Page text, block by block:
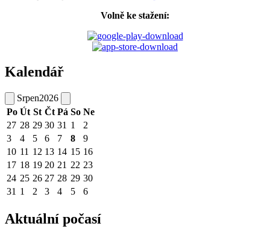
Volně ke stažení:
Kalendář
Srpen2026
Po Út St Čt Pá So Ne
27 28 29 30 31 1
2
3
4 5 6 7 8
9
10 11 12 13 14 15 16
17 18 19 20 21 22 23
24 25 26 27 28 29 30
31 1 2 3 4 5 6
Aktuální počasí